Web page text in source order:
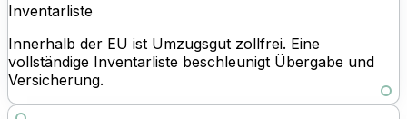
Inventarliste
Innerhalb der EU ist Umzugsgut zollfrei. Eine
vollständige Inventarliste beschleunigt Übergabe und
Versicherung.